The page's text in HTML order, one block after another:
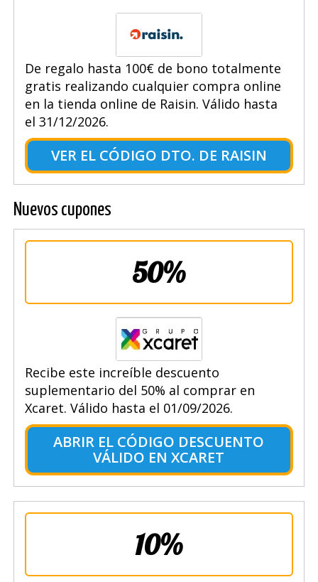
De regalo hasta 100€ de bono totalmente
gratis realizando cualquier compra online
en la tienda online de Raisin. Válido hasta
el 31/12/2026.
VER EL CÓDIGO DTO. DE RAISIN
Nuevos cupones
50%
Recibe este increíble descuento
suplementario del 50% al comprar en
Xcaret. Válido hasta el 01/09/2026.
ABRIR EL CÓDIGO DESCUENTO
VÁLIDO EN XCARET
10%